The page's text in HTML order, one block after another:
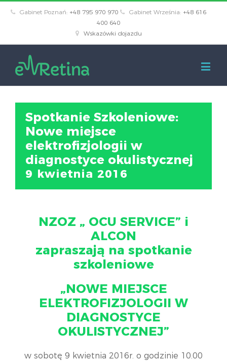
Gabinet Poznań: +48 795 970 970 Gabinet Września: +48 616
400 640
Wskazówki dojazdu
Spotkanie Szkoleniowe:
Nowe miejsce
elektrofizjologii w
diagnostyce okulistycznej
9 kwietnia 2016
NZOZ „ OCU SERVICE” i
ALCON
zapraszają na spotkanie
szkoleniowe
„NOWE MIEJSCE
ELEKTROFIZJOLOGII W
DIAGNOSTYCE
OKULISTYCZNEJ”
w sobotę 9 kwietnia 2016r. o godzinie 10.00